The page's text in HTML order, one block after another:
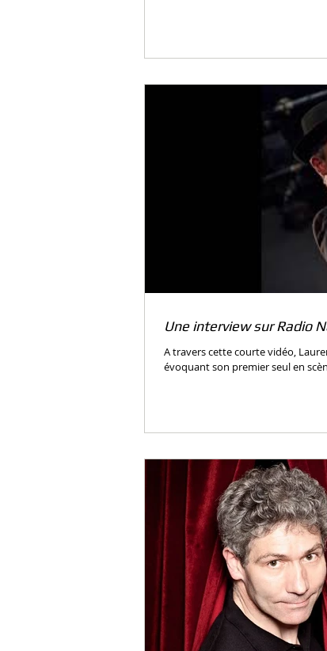
Une interview sur Radio
A travers cette courte vidéo,
évoquant son premier seul en